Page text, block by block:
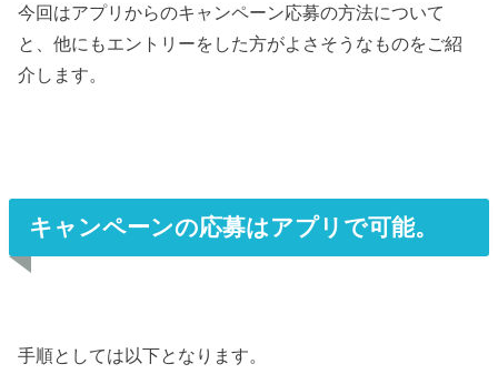
今回はアプリからのキャンペーン応募の方法について
と、他にもエントリーをした方がよさそうなものをご紹
介します。
キャンペーンの応募はアプリで可能。
手順としては以下となります。